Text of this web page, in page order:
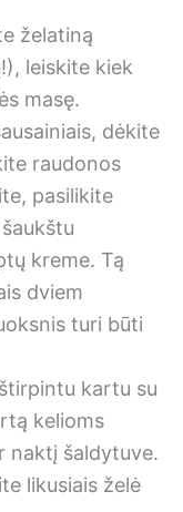
želatiną
leiskite kiek
masę.
dėkite
raudonos
pasilikite
kreme. Tą
dviem
turi būti
kartu su
kelioms
naktį šaldytuve.
likusiais želė